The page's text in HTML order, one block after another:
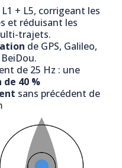
+ L5, corrigeant les
et réduisant les
trajets.
de GPS, Galileo,
de 25 Hz : une
40 %
sans précédent de